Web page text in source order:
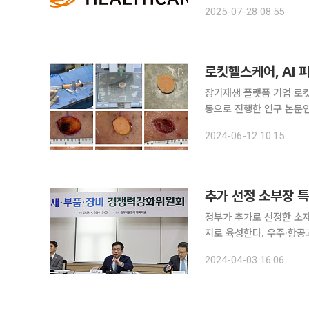
밝혔다. 회사는 최
2025-07-28 08:55
로킷헬스케어, AI
장기재생 플랫폼 기업 로
동으로 진행한 연구 논문
2020년 5월부터 2022
2024-06-12 10:15
정부가 추가로 선정한 소
지로 육성한다. 우주·항
품장비 경쟁력 강화 위원
2024-04-03 16:06